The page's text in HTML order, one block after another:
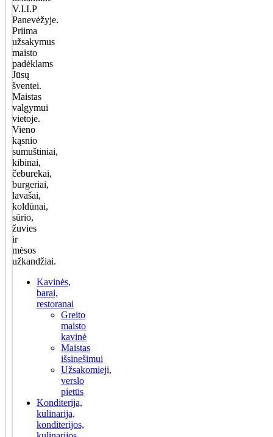
V.I.I.P
Panevėžyje.
Priima
užsakymus
maisto
padėklams
Jūsų
šventei.
Maistas
valgymui
vietoje.
Vieno
kąsnio
sumuštiniai,
kibinai,
čeburekai,
burgeriai,
lavašai,
koldūnai,
sūrio,
žuvies
ir
mėsos
užkandžiai.
Kavinės,
barai,
restoranai
Greito
maisto
kavinė
Maistas
išsinešimui
Užsakomieji,
verslo
pietūs
Konditerija,
kulinarija,
konditerijos,